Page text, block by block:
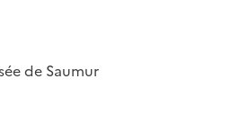
de Saumur